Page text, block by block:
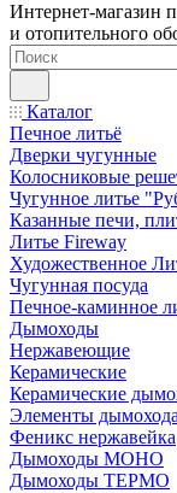
Интернет-магазин
и отопительного
Каталог
Печное литьё
Дверки чугунные
Колосниковые
Чугунное литье
Казанные печи,
Литье Fireway
Художественное
Чугунная посуда
Печное-каминное
Дымоходы
Нержавеющие
Керамические
Керамические
Элементы
Феникс нержавейка
Дымоходы МОНО
Дымоходы ТЕРМО